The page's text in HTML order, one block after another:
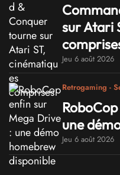
sur Atari
Jeu 6 août 2026
Retrogaming -
une
Jeu 6 août 2026